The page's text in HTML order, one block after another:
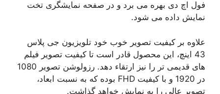
فول اچ دی بهره می برد و در صفحه نمایشگری تخت
نمایش داده می شود.
علاوه بر کیفیت تصویر خوب خود تلویزیون جی پلاس
43 اینچ، این محصول قادر است تا کیفیت تصویر فیلم
های قدیمی تر را نیز ارتقاء دهد. رزولوشن تصویر 1080
در 1920 و با کیفیت FHD بوده که به نسبت ابعاد،
تصویر عالی را به نمایش خواهد گذاشت.